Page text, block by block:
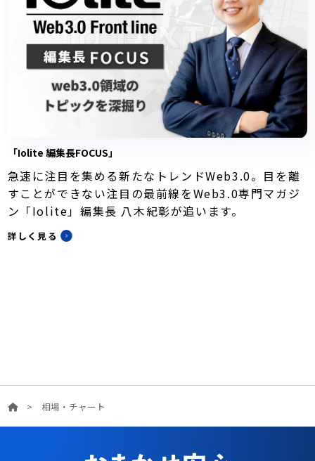
「Iolite 編集長FOCUS」
急速に注目を集める新たなトレンドWeb3.0。目を離
すことができない注目の最前線をWeb3.0専門マガジ
ン「Iolite」編集長 八木紀彰が追います。
詳しく見る
> 相場・チャート